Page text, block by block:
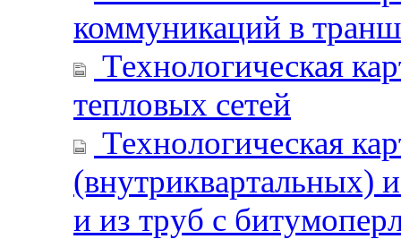
коммуникаций в
Технологическая
тепловых сетей
Технологическая
(внутриквартальных)
и из труб с